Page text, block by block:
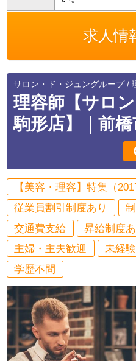
求人情
サロン・ド・ジュングループ /
理容師【サロ
駒形店】｜前
【美容・理容】特集（
従業員割引制度あり
交通費支給
昇給制度あ
主婦・主夫歓迎
未経
学歴不問